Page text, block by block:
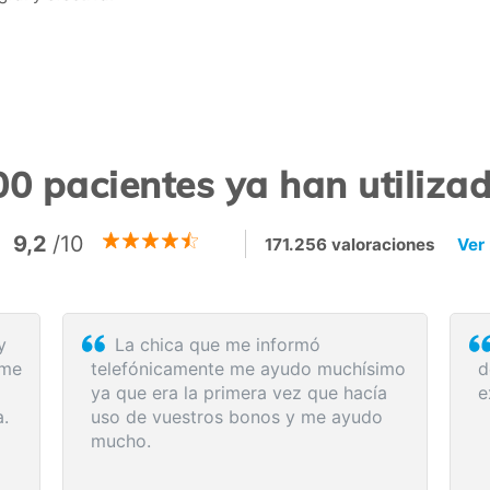
pacientes ya han
9,2 /10 171.256 valoraciones Ver
El proceso de reserva fue
sumamente sencillo. La videollamada
con la médica resultó de gran ayuda:
me explicó detalladamente las
posibles causas de mi dolencia, me